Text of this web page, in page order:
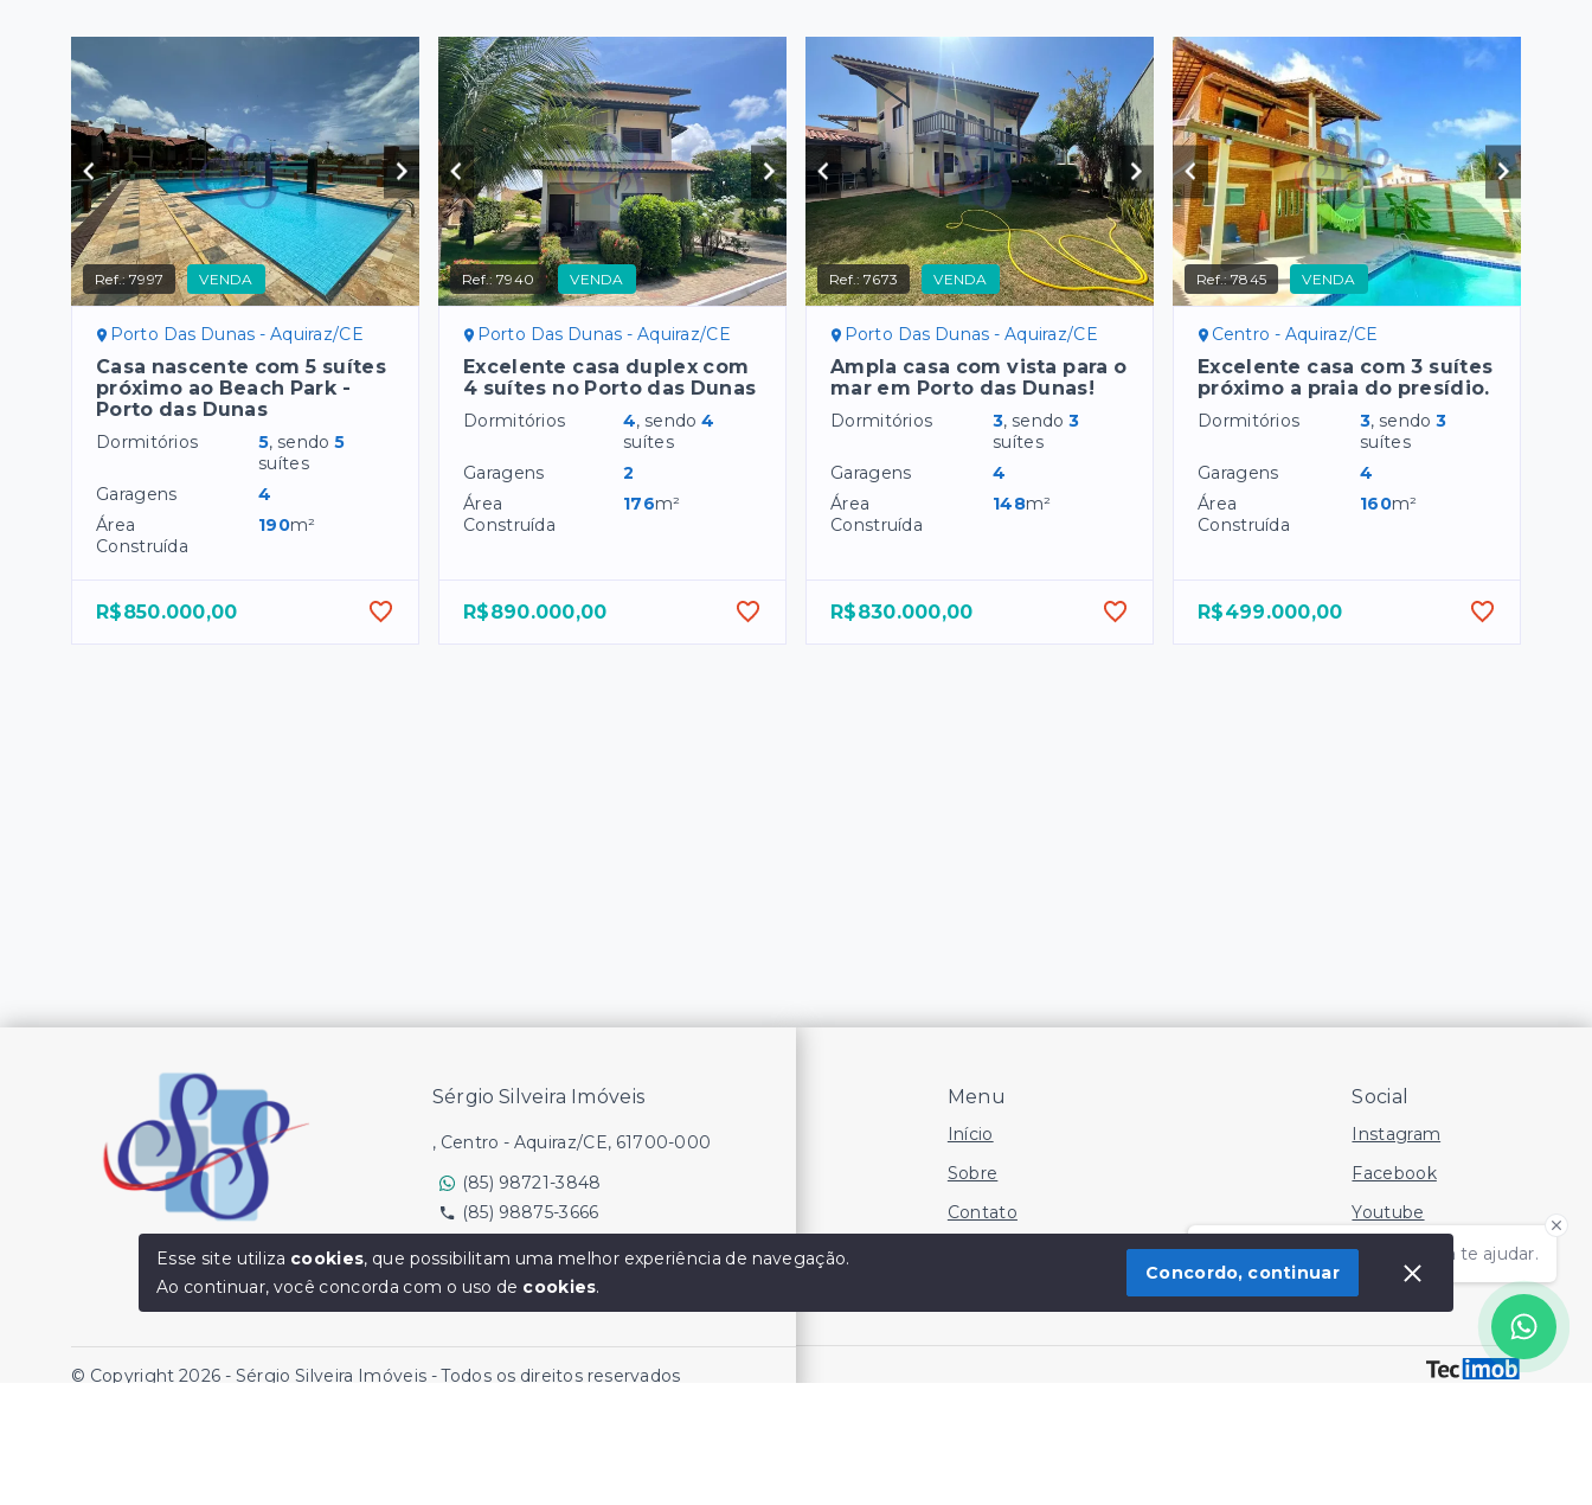
Ref.:7997 VENDA
Porto Das Dunas - Aquiraz/CE
Casa nascente com 5 suítes
próximo ao Beach Park -
Porto das Dunas
Dormitórios 5, sendo5
suítes
Garagens
4
Área
Construída
190m²
R$850.000,00
Ref.:7940 VENDA
Porto Das Dunas - Aquiraz/CE
Excelente casa duplex com
4 suítes no Porto das Dunas
Dormitórios 4, sendo4
suítes
Garagens
2
Área
Construída
176m²
R$890.000,00
Ref.:7673 VENDA
Porto Das Dunas - Aquiraz/CE
Ampla casa com vista para o
mar em Porto das Dunas!
Dormitórios 3, sendo3
suítes
Garagens
4
Área
Construída
148m²
R$830.000,00
Ref.:7845 VENDA
Centro - Aquiraz/CE
Excelente casa com 3 suítes
próximo a praia do presídio.
Dormitórios 3, sendo3
suítes
Garagens
4
Área
Construída
160m²
R$499.000,00
Olá! Estamos disponíveis para te ajudar.
Menu
Início
Sobre
Contato
Social
Instagram
Facebook
Youtube
Sérgio Silveira Imóveis
, Centro - Aquiraz/CE, 61700-000
(85) 98721-3848
(85) 98875-3666
© Copyright 2026 - Sérgio Silveira Imóveis - Todos os direitos reservados
Esse site utiliza cookies, que possibilitam uma melhor experiência de navegação.
Ao continuar, você concorda com o uso de cookies.
Concordo, continuar